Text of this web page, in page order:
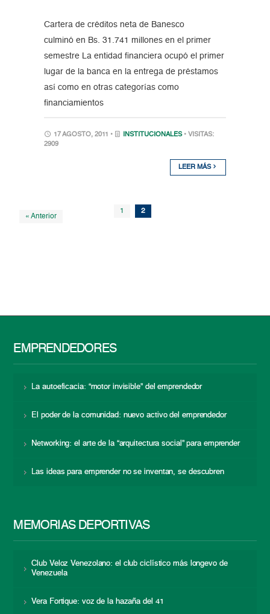
Cartera de créditos neta de Banesco
culminó en Bs. 31.741 millones en el primer
semestre La entidad financiera ocupó el primer
lugar de la banca en la entrega de préstamos
así como en otras categorías como
financiamientos
17 AGOSTO, 2011 • INSTITUCIONALES • VISITAS:
2909
LEER MÁS
« Anterior
1 2
EMPRENDEDORES
La autoeficacia: “motor invisible” del emprendedor
El poder de la comunidad: nuevo activo del emprendedor
Networking: el arte de la “arquitectura social” para emprender
Las ideas para emprender no se inventan, se descubren
MEMORIAS DEPORTIVAS
Club Veloz Venezolano: el club ciclístico más longevo de
Venezuela
Vera Fortique: voz de la hazaña del 41